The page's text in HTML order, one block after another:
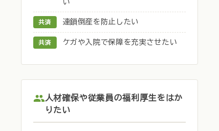
い
共済 連鎖倒産を防止したい
共済 ケガや入院で保障を充実させたい
人材確保や従業員の福利厚生をはか
りたい